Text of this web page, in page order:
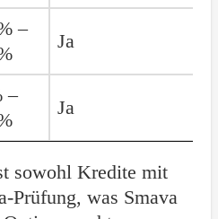
–
Ja
–
Ja
sowohl Kredite mit
Prüfung, was Smava